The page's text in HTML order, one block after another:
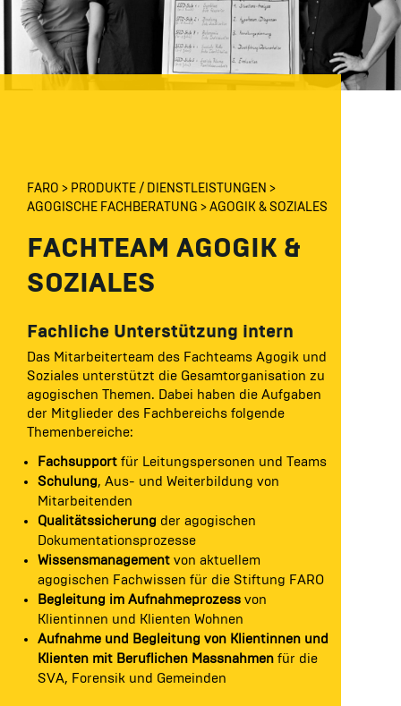
FARO
PRODUKTE / DIENSTLEISTUNGEN
AGOGISCHE FACHBERATUNG
AGOGIK & SOZIALES
FACHTEAM AGOGIK &
SOZIALES
Fachliche Unterstützung intern
Das Mitarbeiterteam des Fachteams Agogik und
Soziales unterstützt die Gesamtorganisation zu
agogischen Themen. Dabei haben die Aufgaben
der Mitglieder des Fachbereichs folgende
Themenbereiche:
Fachsupport für Leitungspersonen und Teams
Schulung, Aus- und Weiterbildung von
Mitarbeitenden
Qualitätssicherung der agogischen
Dokumentationsprozesse
Wissensmanagement von aktuellem
agogischen Fachwissen für die Stiftung FARO
Begleitung im Aufnahmeprozess von
Klientinnen und Klienten Wohnen
Aufnahme und Begleitung von Klientinnen und
Klienten mit Beruflichen Massnahmen für die
SVA, Forensik und Gemeinden